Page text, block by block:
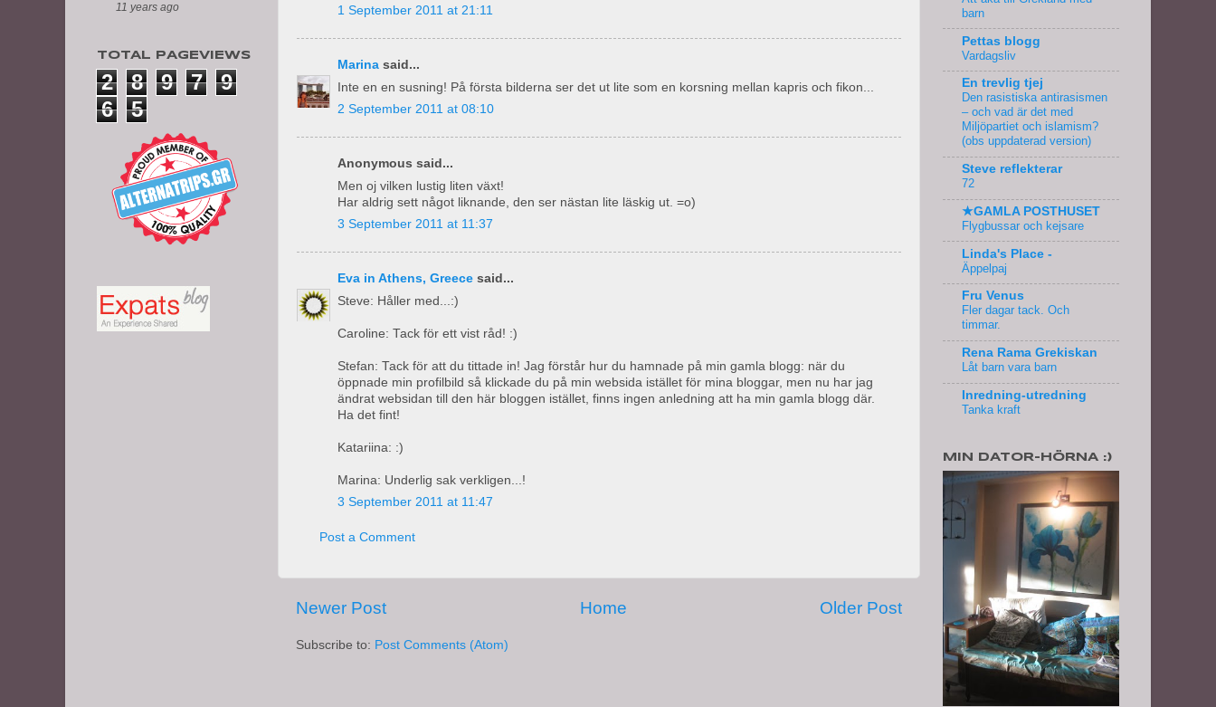
1 September 2011 at 21:11
Marina said...
Inte en en susning! På första bilderna ser det ut lite som en korsning mellan kapris och fikon...
2 September 2011 at 08:10
Anonymous said...
Men oj vilken lustig liten växt!
Har aldrig sett något liknande, den ser nästan lite läskig ut. =o)
3 September 2011 at 11:37
Eva in Athens, Greece said...
Steve: Håller med...:)
Caroline: Tack för ett vist råd! :)
Stefan: Tack för att du tittade in! Jag förstår hur du hamnade på min gamla blogg: när du
öppnade min profilbild så klickade du på min websida istället för mina bloggar, men nu har jag
ändrat websidan till den här bloggen istället, finns ingen anledning att ha min gamla blogg där.
Ha det fint!
Katariina: :)
Marina: Underlig sak verkligen...!
3 September 2011 at 11:47
Post a Comment
Newer Post Older Post
Home
Subscribe to: Post Comments (Atom)
11 years ago
TOTAL PAGEVIEWS
2 8 9 7
9
6
5
barn
Pettas blogg
Vardagsliv
En trevlig tjej
Den rasistiska antirasismen
– och vad är det med
Miljöpartiet och islamism?
(obs uppdaterad version)
Steve reflekterar
72
★GAMLA POSTHUSET
Flygbussar och kejsare
Linda's Place -
Äppelpaj
Fru Venus
Fler dagar tack. Och
timmar.
Rena Rama Grekiskan
Låt barn vara barn
Inredning-utredning
Tanka kraft
MIN DATOR-HÖRNA :)